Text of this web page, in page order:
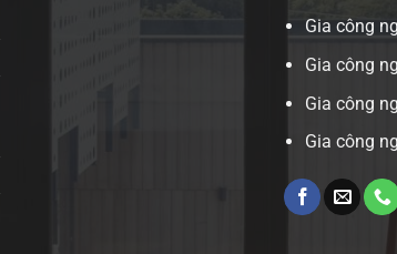
Gia công
Gia công
Gia công
Gia công